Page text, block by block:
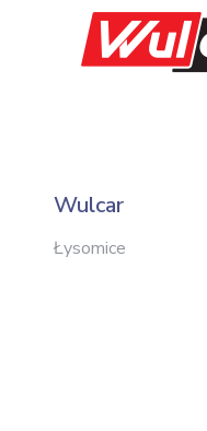
Wulcar
Łysomice